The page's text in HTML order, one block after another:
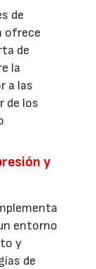
de
ofrece
de
la
a las
de los
y
entorno
y
de